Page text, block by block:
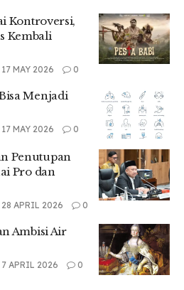
pancasila di masyarakat tak
negara, tapi harus
pihak, termasuk
dari Sila 1 sampai 5?
Sila ke-1 (Ketuhanan yang Maha
Tuhan Yang Maha Esa sesuai
Kontroversi,
Kembali
17 MAY 2026 0
Menjadi
17 MAY 2026 0
Penutupan
Pro dan
28 APRIL 2026 0
Ambisi Air
7 APRIL 2026 0